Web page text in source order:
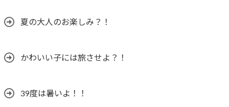
夏の大人のお楽しみ？！
かわいい子には旅させよ？！
39度は暑いよ！！